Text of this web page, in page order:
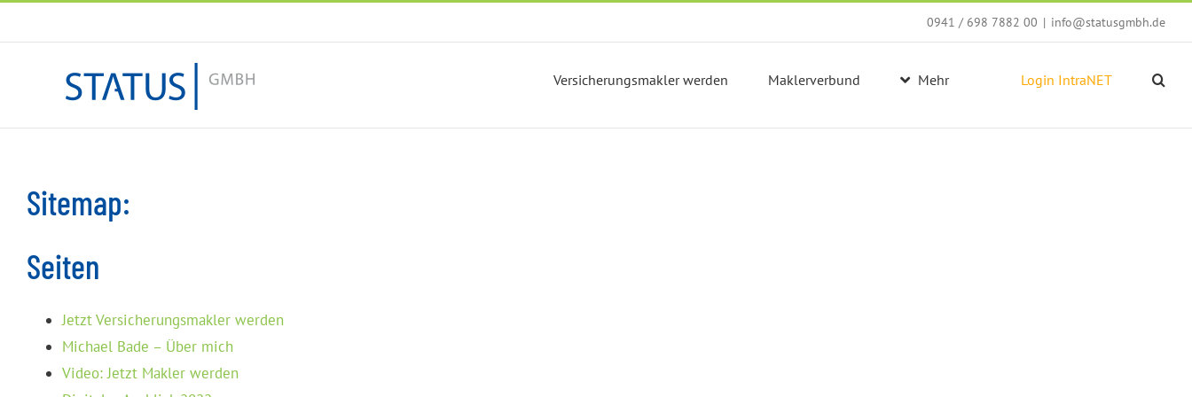
Inhalt
0941 / 698 7882 00 | info@statusgmbh.de
Versicherungsmakler werden Maklerverbund Mehr Login IntraNET
Sitemap:
Seiten
Jetzt Versicherungsmakler werden
Michael Bade – Über mich
Video: Jetzt Makler werden